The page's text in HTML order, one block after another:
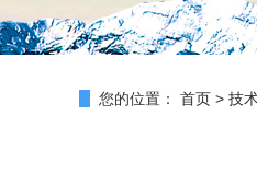
您的位置： 首页 > 技